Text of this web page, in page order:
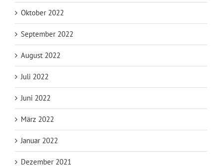
Oktober 2022
September 2022
August 2022
Juli 2022
Juni 2022
März 2022
Januar 2022
Dezember 2021